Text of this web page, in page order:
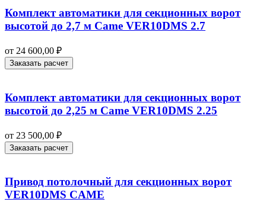
Комплект автоматики для секционных ворот
высотой до 2,7 м Came VER10DMS 2.7
от 24 600,00 ₽
Заказать расчет
Комплект автоматики для секционных ворот
высотой до 2,25 м Came VER10DMS 2.25
от 23 500,00 ₽
Заказать расчет
Привод потолочный для секционных ворот
VER10DMS CAME